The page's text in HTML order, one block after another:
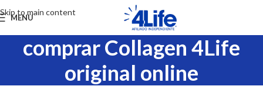
Skip to main content
MENU
comprar Collagen 4Life
original online